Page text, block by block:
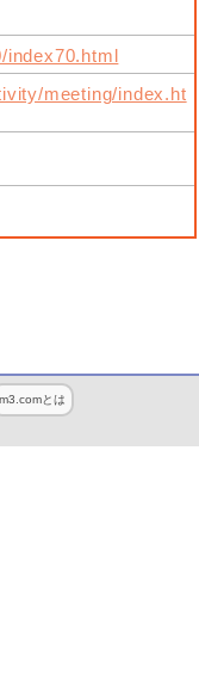
index70.html
meeting/index.ht
m3.comとは